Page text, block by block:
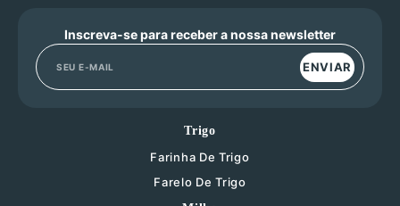
Inscreva-se para receber a nossa newsletter
ENVIAR
Trigo
Farinha De Trigo
Farelo De Trigo